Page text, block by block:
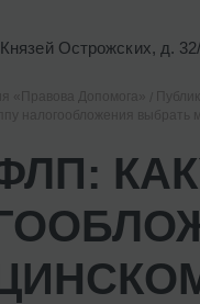
Острожских, д.